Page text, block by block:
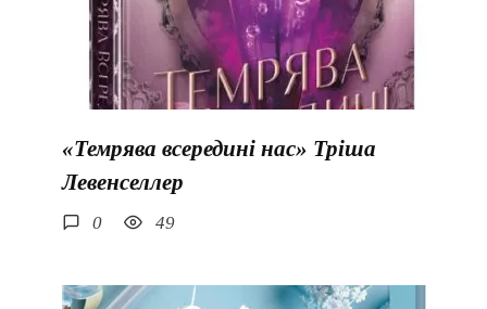
«Темрява всередині нас» Тріша
Левенселлер
0 49